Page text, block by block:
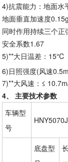
4)抗震能力：地面水
地面垂直加速度0.15g
同时作用持续三个正
安全系数1.67
5)**大日温差：15℃
6)日照强度(风速
7)**大风速：≤ 10.7m/
4、 主要技术参数
车辆型
号
底盘型